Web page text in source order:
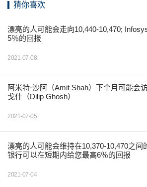
猜你喜欢
漂亮的人可能会走向10,440-10,470;
5％的回报
2021-07-08
阿米特·沙阿（Amit Shah）下个月可能会
戈什（Dilip Ghosh）
2021-07-05
漂亮的人可能会维持在10,370-10,470之间
银行可以在短期内给您最高6％的回报
2021-07-04